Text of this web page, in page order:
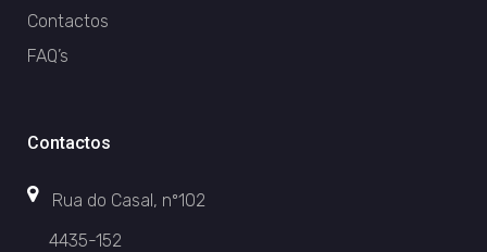
Contactos
FAQ’s
Contactos
Rua do Casal, nº102
4435-152